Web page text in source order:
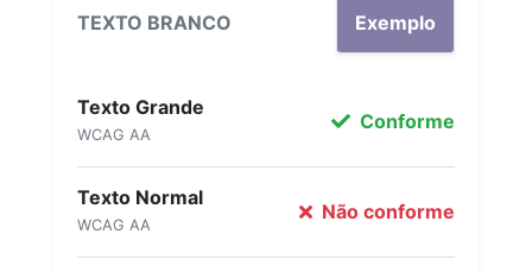
TEXTO BRANCO Exemplo
Texto Grande
WCAG AA
Conforme
Texto Normal
WCAG AA
Não conforme